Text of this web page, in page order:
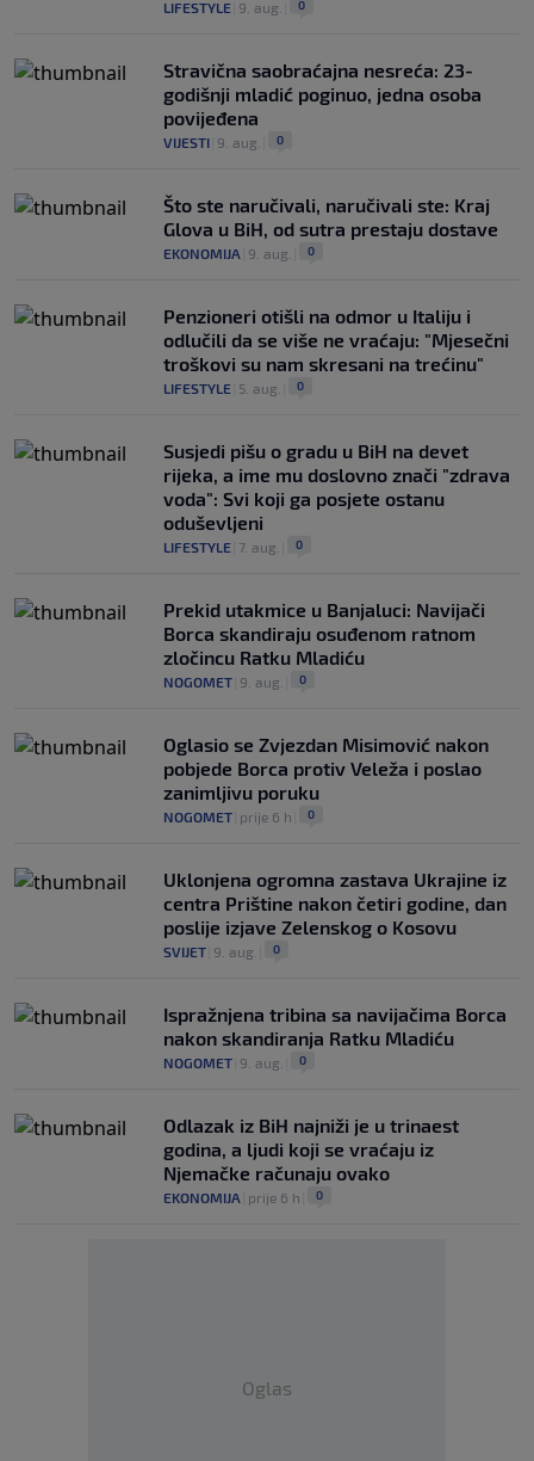
LIFESTYLE 9. aug. 0
Stravična saobraćajna nesreća: 23-
godišnji mladić poginuo, jedna osoba
povijeđena
VIJESTI 9. aug. 0
Što ste naručivali, naručivali ste: Kraj
Glova u BiH, od sutra prestaju dostave
EKONOMIJA 9. aug. 0
Penzioneri otišli na odmor u Italiju i
odlučili da se više ne vraćaju: "Mjesečni
troškovi su nam skresani na trećinu"
LIFESTYLE 5. aug. 0
Susjedi pišu o gradu u BiH na devet
rijeka, a ime mu doslovno znači "zdrava
voda": Svi koji ga posjete ostanu
oduševljeni
LIFESTYLE 7. aug. 0
Prekid utakmice u Banjaluci: Navijači
Borca skandiraju osuđenom ratnom
zločincu Ratku Mladiću
NOGOMET 9. aug. 0
Oglasio se Zvjezdan Misimović nakon
pobjede Borca protiv Veleža i poslao
zanimljivu poruku
NOGOMET prije 6 h 0
Uklonjena ogromna zastava Ukrajine iz
centra Prištine nakon četiri godine, dan
poslije izjave Zelenskog o Kosovu
SVIJET 9. aug. 0
Ispražnjena tribina sa navijačima Borca
nakon skandiranja Ratku Mladiću
NOGOMET 9. aug. 0
Odlazak iz BiH najniži je u trinaest
godina, a ljudi koji se vraćaju iz
Njemačke računaju ovako
EKONOMIJA prije 6 h 0
Oglas